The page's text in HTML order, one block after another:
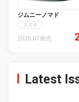
ジムニーノマド
スズキ
2026.07発売
Latest